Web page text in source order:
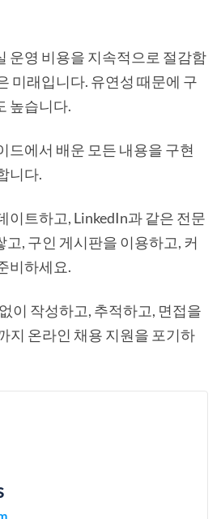
운영 비용을 지속적으로 절감함
미래입니다. 유연성 때문에 구
높습니다.
드에서 배운 모든 내용을 구현
니다.
이트하고, LinkedIn과 같은 전문
, 구인 게시판을 이용하고, 커
비하세요.
이 작성하고, 추적하고, 면접을
지 온라인 채용 지원을 포기하